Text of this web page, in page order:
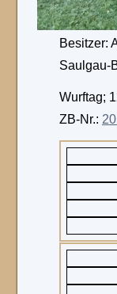
Besitzer:
Saulgau-
Wurftag;
ZB-Nr.: